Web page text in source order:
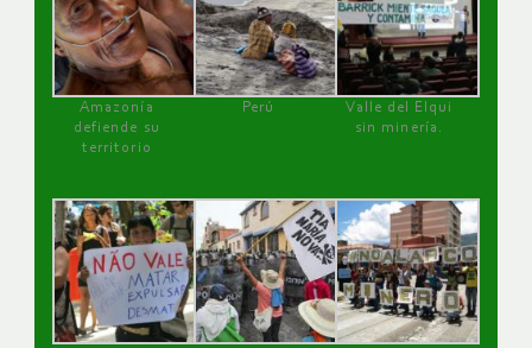
Amazonía
defiende su
territorio
Perú
Valle del Elqui
sin minería.